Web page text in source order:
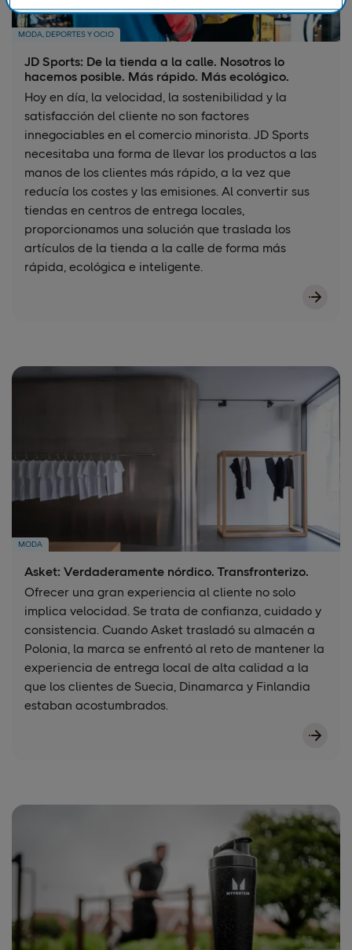
MODA, DEPORTES Y OCIO
JD Sports: De la tienda a la calle. Nosotros lo
hacemos posible. Más rápido. Más ecológico.
Hoy en día, la velocidad, la sostenibilidad y la
satisfacción del cliente no son factores
innegociables en el comercio minorista. JD Sports
necesitaba una forma de llevar los productos a las
manos de los clientes más rápido, a la vez que
reducía los costes y las emisiones. Al convertir sus
tiendas en centros de entrega locales,
proporcionamos una solución que traslada los
artículos de la tienda a la calle de forma más
rápida, ecológica e inteligente.
MODA
Asket: Verdaderamente nórdico. Transfronterizo.
Ofrecer una gran experiencia al cliente no solo
implica velocidad. Se trata de confianza, cuidado y
consistencia. Cuando Asket trasladó su almacén a
Polonia, la marca se enfrentó al reto de mantener la
experiencia de entrega local de alta calidad a la
que los clientes de Suecia, Dinamarca y Finlandia
estaban acostumbrados.